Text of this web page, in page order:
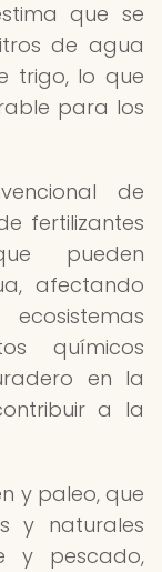
que se
de agua
trigo, lo que
para los
de
fertilizantes
pueden
afectando
químicos
en la
a la
y paleo, que
y naturales
y pescado,